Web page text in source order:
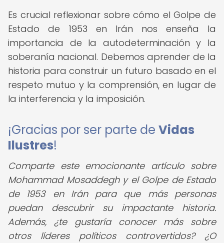
Es crucial reflexionar sobre cómo el Golpe de
Estado de 1953 en Irán nos enseña la
importancia de la autodeterminación y la
soberanía nacional. Debemos aprender de la
historia para construir un futuro basado en el
respeto mutuo y la comprensión, en lugar de
la interferencia y la imposición.
¡Gracias por ser parte de Vidas
Ilustres!
Comparte este emocionante artículo sobre
Mohammad Mosaddegh y el Golpe de Estado
de 1953 en Irán para que más personas
puedan descubrir su impactante historia.
Además, ¿te gustaría conocer más sobre
otros líderes políticos controvertidos? ¿O